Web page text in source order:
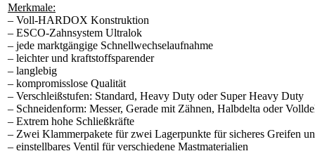
Merkmale:
– Voll-HARDOX Konstruktion
– ESCO-Zahnsystem Ultralok
– jede marktgängige Schnellwechselaufnahme
– leichter und kraftstoffsparender
– langlebig
– kompromisslose Qualität
– Verschleißstufen: Standard, Heavy Duty oder Super Heavy Duty
– Schneidenform: Messer, Gerade mit Zähnen, Halbdelta oder
– Extrem hohe Schließkräfte
– Zwei Klammerpakete für zwei Lagerpunkte für sicheres Greifen
– einstellbares Ventil für verschiedene Mastmaterialien